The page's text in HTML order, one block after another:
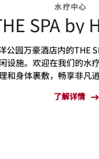
水疗中心
SPA by
公园万豪酒店内的THE
设施。欢迎在我们的水
和身体裹敷，畅享非凡
了解详情